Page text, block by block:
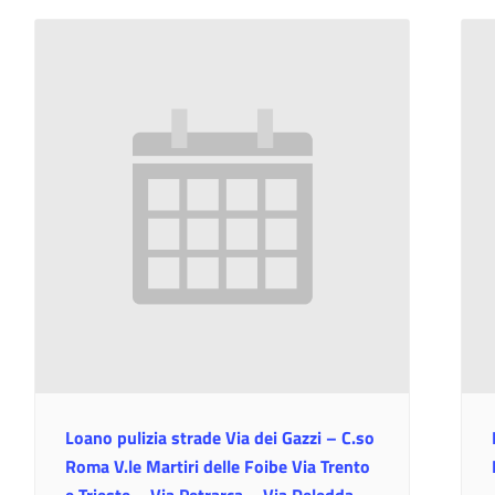
Loano pulizia strade Via dei Gazzi – C.so
Roma V.le Martiri delle Foibe Via Trento